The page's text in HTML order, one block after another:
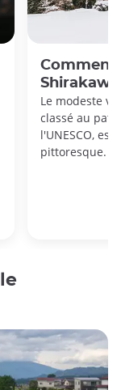
Comment
Le modeste
classé au
l'UNESCO,
pittoresque.